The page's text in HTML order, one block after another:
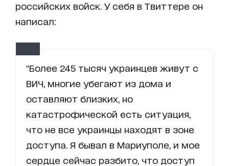
российских войск. У себя в Твиттере он
написал:
"Более 245 тысяч украинцев живут с
ВИЧ, многие убегают из дома и
оставляют близких, но
катастрофической есть ситуация,
что не все украинцы находят в зоне
доступа. Я бывал в Мариуполе, и мое
сердце сейчас разбито, что доступ